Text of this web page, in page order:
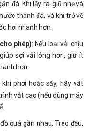
đá. Khi lấy ra, giũ nhẹ và
thành đá, và khi trở về
hơi nhanh hơn.
phép): Nếu loại vải chịu
sợi vải lỏng hơn, giữ ít
hơn.
khi phơi hoặc sấy, hãy vắt
vắt cao (nếu dùng máy
quá gần nhau. Treo đều,